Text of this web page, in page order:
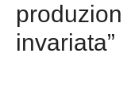
invariata”